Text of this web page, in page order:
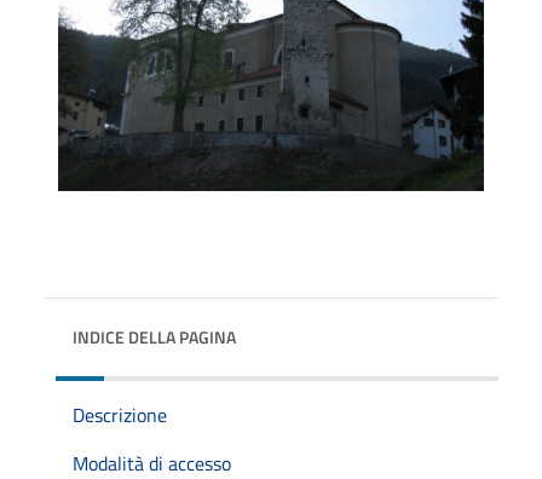
INDICE DELLA PAGINA
Descrizione
Modalità di accesso